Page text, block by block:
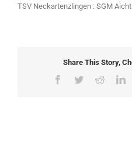
TSV Neckartenzlingen : SGM
Share This Story,
Facebook
TwitterReddit